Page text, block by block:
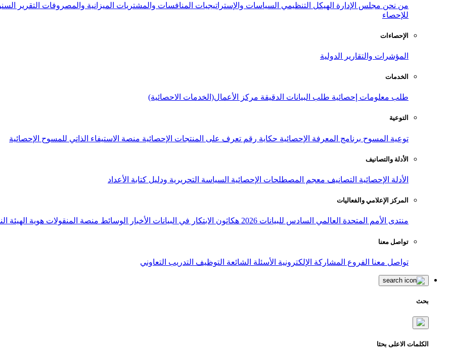
من نحن مجلس الإدارة الهيكل التنظيمي السياسات والإستراتيجيات المنافسات والمشتريات الميزانية والمصروفات التقرير
للإحصاء
الإحصاءات
المؤشرات والتقارير الدولية
الخدمات
طلب معلومات إحصائية طلب البيانات الدقيقة مركز الأعمال(الخدمات الاحصائية)
التوعية
توعية المسوح برنامج المعرفة الإحصائية حكاية رقم تعرف على المنتجات الإحصائية منصة الاستيفاء الذاتي للمسوح الإحصائية
الأدلة والتصانيف
الأدلة الإحصائية التصانيف معجم المصطلحات الإحصائية السياسة التحريرية ودليل كتابة الأعداد
المركز الإعلامي والفعاليات
منتدى الأمم المتحدة العالمي السادس للبيانات 2026 هكاثون الابتكار في البيانات الأخبار الوسائط منصة المنقولات هوية الهيئة
تواصل معنا
تواصل معنا الفروع المشاركة الإلكترونية الأسئلة الشائعة التوظيف التدريب التعاوني
بحث
الكلمات الاعلى بحثا